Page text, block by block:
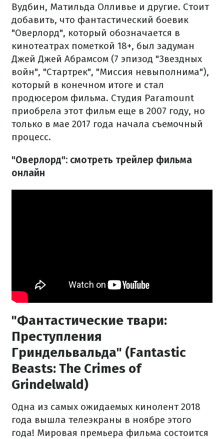
Вудбин, Матильда Олливье и другие. Стоит
добавить, что фантастический боевик
"Оверлорд", который обозначается в
кинотеатрах пометкой 18+, был задуман
Джей Джей Абрамсом (7 эпизод "Звездных
войн", "Стартрек", "Миссия невыполнима"),
который в конечном итоге и стал
продюсером фильма. Студия Paramount
приобрела этот фильм еще в 2007 году, но
только в мае 2017 года начала съемочный
процесс.
"Оверлорд": смотреть трейлер фильма
онлайн
"Фантастические твари:
Преступления
Гриндельвальда" (Fantastic
Beasts: The Crimes of
Grindelwald)
Одна из самых ожидаемых кинолент 2018
года вышла телеэкраны в ноябре этого
года! Мировая премьера фильма состоится